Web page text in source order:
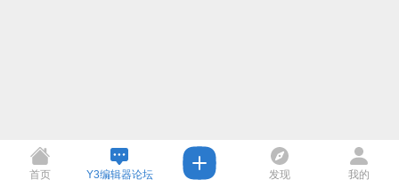
首页 Y3编辑器论坛 发现 我的